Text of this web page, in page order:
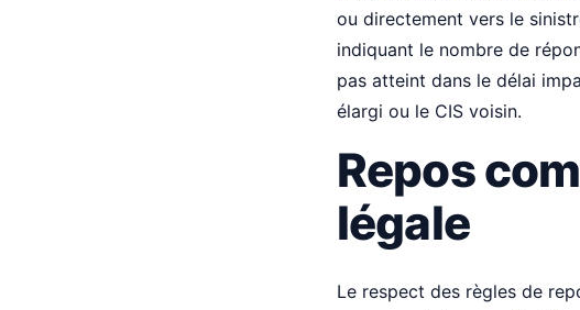
ou directement vers le
indiquant le nombre de
pas atteint dans le délai
élargi ou le CIS voisin.
Repos
légale
Le respect des règles de